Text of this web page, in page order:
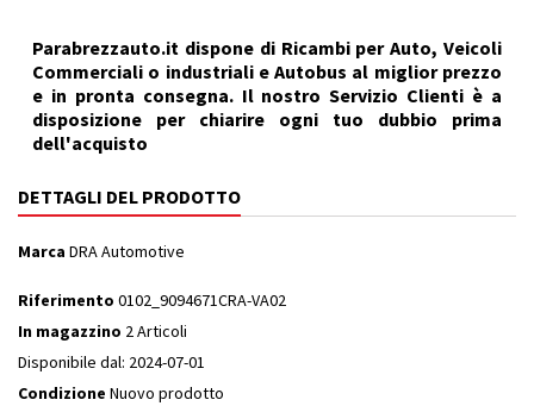
Parabrezzauto.it dispone di Ricambi per Auto, Veicoli
Commerciali o industriali e Autobus al miglior prezzo
e in pronta consegna. Il nostro Servizio Clienti è a
disposizione per chiarire ogni tuo dubbio prima
dell'acquisto
DETTAGLI DEL PRODOTTO
Marca DRA Automotive
Riferimento 0102_9094671CRA-VA02
In magazzino 2 Articoli
Disponibile dal: 2024-07-01
Condizione Nuovo prodotto